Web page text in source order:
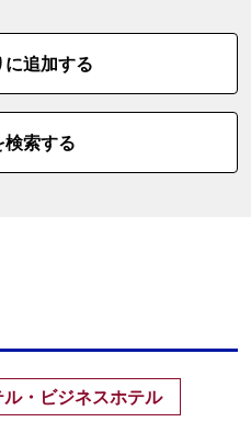
追加する
索する
・ビジネスホテル